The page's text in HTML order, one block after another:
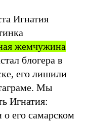
Игнатия
жемчужина
блогера в
его лишили
Мы
Игнатия:
его самарском